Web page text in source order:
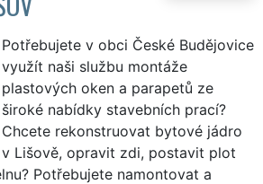
Potřebujete v obci České Budějovice
využít naši službu montáže
plastových oken a parapetů ze
široké nabídky stavebních prací?
Chcete rekonstruovat bytové jádro
v Lišově, opravit zdi, postavit plot
Potřebujete namontovat a